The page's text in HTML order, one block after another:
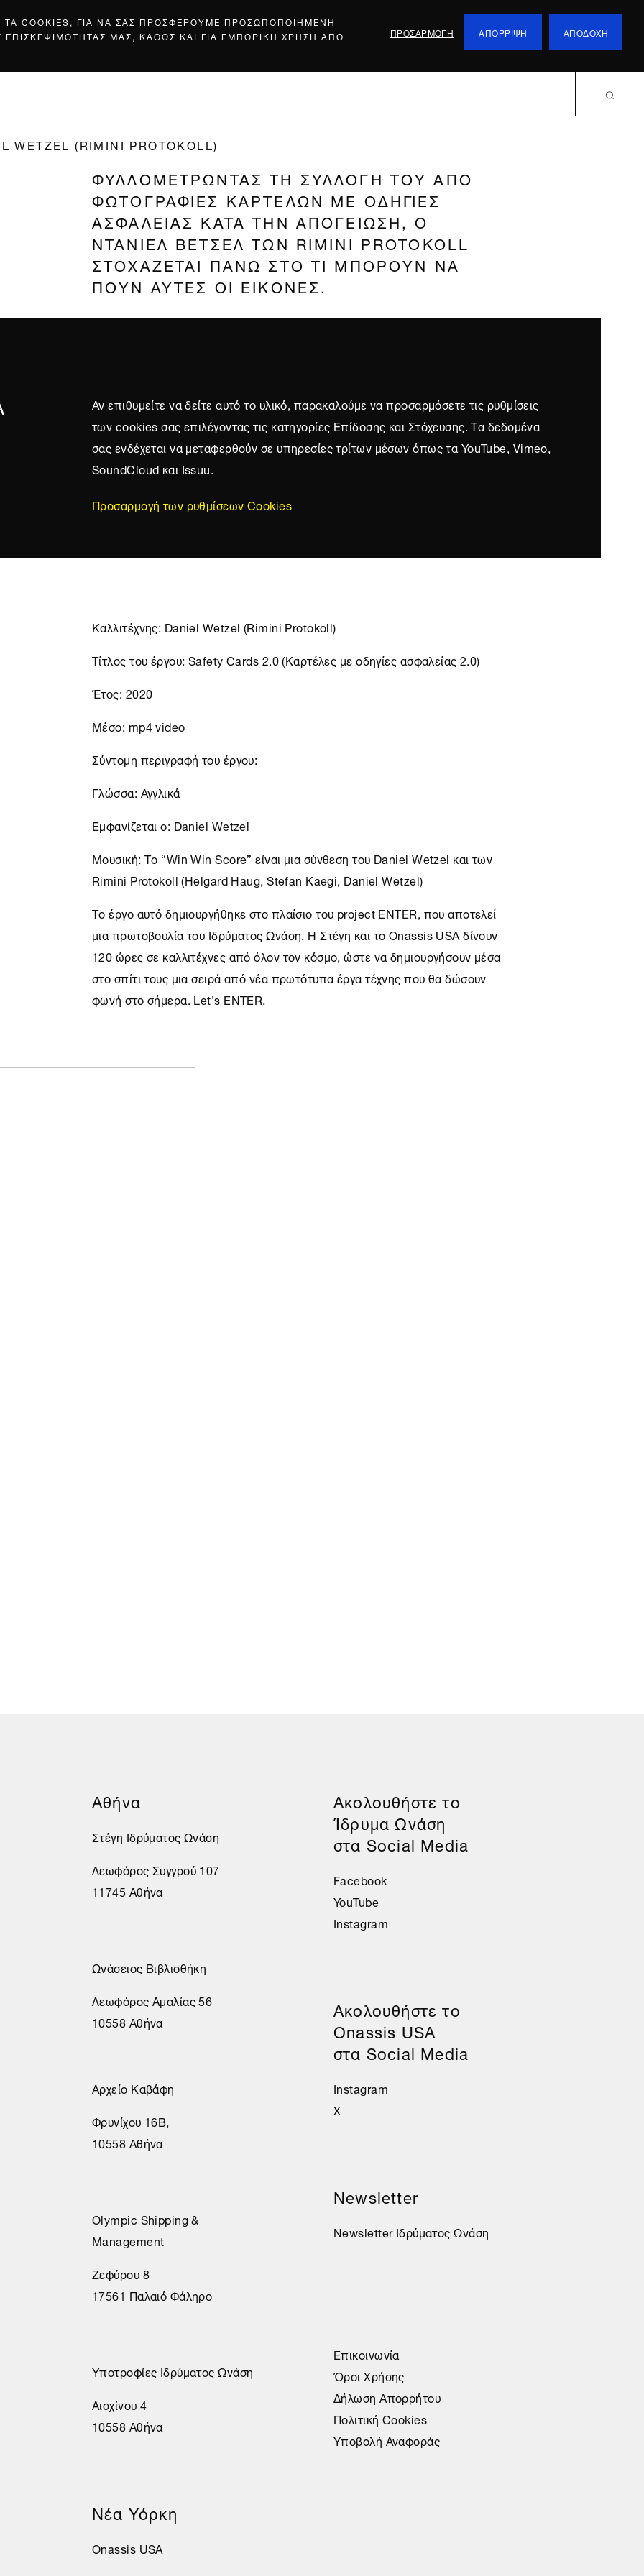
COOKIES, ΓΙΑ ΝΑ ΣΑΣ ΠΡΟΣΦΕΡΟΥΜΕ ΠΡΟΣΩΠΟΠΟΙΗΜΕΝΗ
ΜΑΣ, ΚΑΘΩΣ ΚΑΙ ΓΙΑ ΕΜΠΟΡΙΚΗ ΧΡΗΣΗ ΑΠΟ
ΠΡΟΣΑΡΜΟΓΗ ΑΠΟΡΡΙΨΗ ΑΠΟΔΟΧΗ
WETZEL (RIMINI PROTOKOLL)
ΦΥΛΛΟΜΕΤΡΩΝΤΑΣ ΤΗ ΣΥΛΛΟΓΗ ΤΟΥ ΑΠΟ
ΦΩΤΟΓΡΑΦΙΕΣ ΚΑΡΤΕΛΩΝ ΜΕ ΟΔΗΓΙΕΣ
ΑΣΦΑΛΕΙΑΣ ΚΑΤΑ ΤΗΝ ΑΠΟΓΕΙΩΣΗ, Ο
ΝΤΑΝΙΕΛ ΒΕΤΣΕΛ ΤΩΝ RIMINI PROTOKOLL
ΣΤΟΧΑΖΕΤΑΙ ΠΑΝΩ ΣΤΟ ΤΙ ΜΠΟΡΟΥΝ ΝΑ
ΠΟΥΝ ΑΥΤΕΣ ΟΙ ΕΙΚΟΝΕΣ.
Αν επιθυμείτε να δείτε αυτό το υλικό, παρακαλούμε να προσαρμόσετε τις ρυθμίσεις
των cookies σας επιλέγοντας τις κατηγορίες Επίδοσης και Στόχευσης. Τα δεδομένα
σας ενδέχεται να μεταφερθούν σε υπηρεσίες τρίτων μέσων όπως τα YouTube, Vimeo,
SoundCloud και Issuu.
Προσαρμογή των ρυθμίσεων Cookies
Καλλιτέχνης: Daniel Wetzel (Rimini Protokoll)
Τίτλος του έργου: Safety Cards 2.0 (Καρτέλες με οδηγίες ασφαλείας 2.0)
Έτος: 2020
Μέσο: mp4 video
Σύντομη περιγραφή του έργου:
Γλώσσα: Αγγλικά
Εμφανίζεται ο: Daniel Wetzel
Μουσική: Το “Win Win Score” είναι μια σύνθεση του Daniel Wetzel και των
Rimini Protokoll (Helgard Haug, Stefan Kaegi, Daniel Wetzel)
Το έργο αυτό δημιουργήθηκε στο πλαίσιο του project ENTER, που αποτελεί
μια πρωτοβουλία του Ιδρύματος Ωνάση. HΣτέγη και το Onassis USA δίνουν
120 ώρες σε καλλιτέχνες από όλον τον κόσμο, ώστε να δημιουργήσουν μέσα
στο σπίτι τους μια σειρά από νέα πρωτότυπα έργα τέχνης που θα δώσουν
φωνή στο σήμερα. Let’s ENTER.
Αθήνα
Στέγη Ιδρύματος Ωνάση
Λεωφόρος Συγγρού 107
11745 Αθήνα
Ωνάσειος Βιβλιοθήκη
Λεωφόρος Αμαλίας 56
10558 Αθήνα
Αρχείο Καβάφη
Φρυνίχου 16Β,
10558 Αθήνα
Olympic Shipping &
Management
Ζεφύρου 8
17561 Παλαιό Φάληρο
Υποτροφίες Ιδρύματος Ωνάση
Αισχίνου 4
10558 Αθήνα
Νέα Υόρκη
Onassis USA
Aκολουθήστε το
Ίδρυμα Ωνάση
στα Social Media
Facebook
YouTube
Instagram
Aκολουθήστε το
Onassis USA
στα Social Media
Instagram
X
Newsletter
Newsletter Ιδρύματος Ωνάση
Επικοινωνία
Όροι Χρήσης
Δήλωση Απορρήτου
Πολιτική Cookies
Υποβολή Αναφοράς